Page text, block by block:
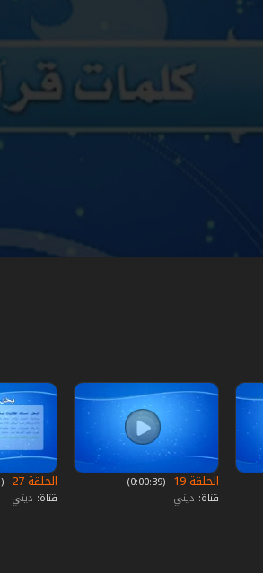
الحلقة 19
‏ (0:00:39)
قناة: ديني
الحلقة 27
‏ (0:01:01)
قناة: ديني